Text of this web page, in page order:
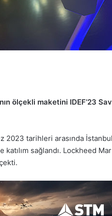
ölçekli maketini IDEF’23
2023 tarihleri arasında
sağlandı. Lockheed